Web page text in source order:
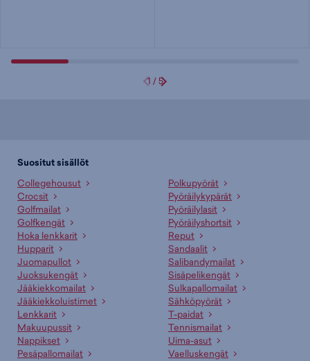
1 /5
Suositut sisällöt
Collegehousut
Crocsit
Golfmailat
Golfkengät
Hoka lenkkarit
Hupparit
Juomapullot
Juoksukengät
Jääkiekkomailat
Jääkiekkoluistimet
Lenkkarit
Makuupussit
Nappikset
Pesäpallomailat
Polkupyörät
Pyöräilykypärät
Pyöräilylasit
Pyöräilyshortsit
Reput
Sandaalit
Salibandymailat
Sisäpelikengät
Sulkapallomailat
Sähköpyörät
T-paidat
Tennismailat
Uima-asut
Vaelluskengät